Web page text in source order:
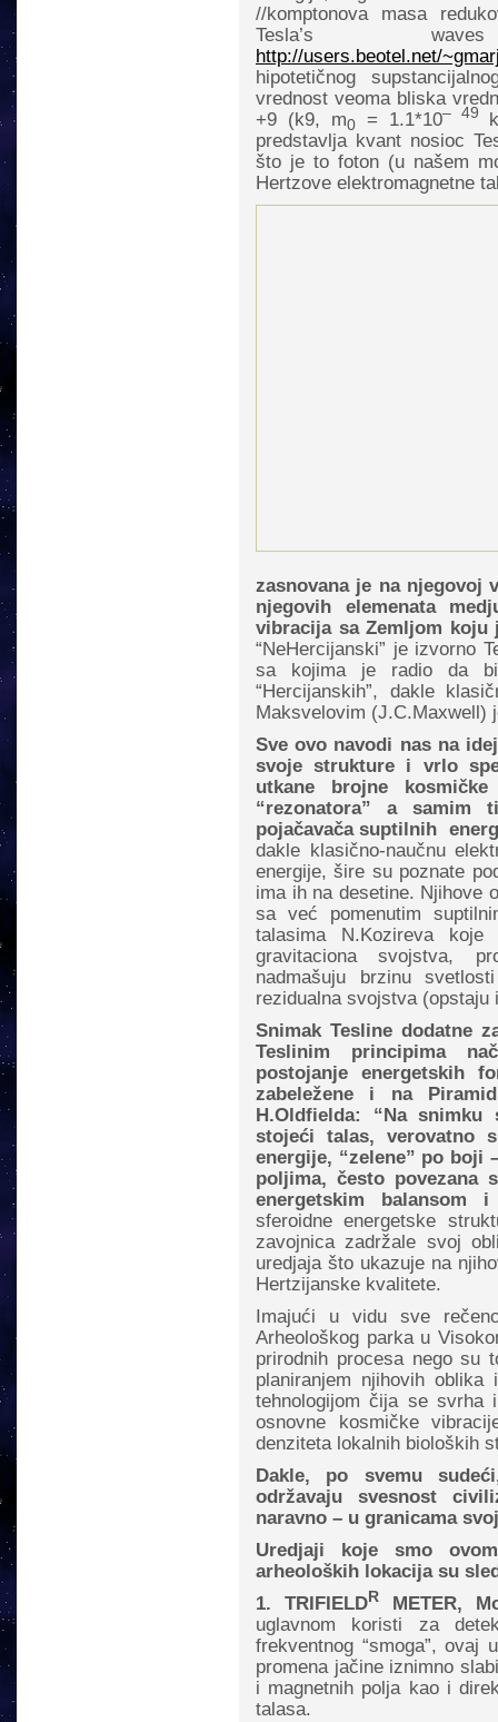
//komptonova masa
Tesla’s
http://users.beotel.net/
hipotetičnog
vrednost veoma bliska
+9 (k9, m0= 1.1*10– 49
predstavlja kvant nosioc
što je to foton (u našem
Hertzove elektromagnetne
zasnovana je na njegovoj
njegovih elemenata
vibracija sa Zemljom koju
“NeHercijanski” je izvorno
sa kojima je radio da bi
“Hercijanskih”, dakle
Maksvelovim (J.C.Maxwell)
Sve ovo navodi nas na
svoje strukture i vrlo
utkane brojne
“rezonatora” a samim
pojačavača suptilnih
dakle klasično-naučnu
energije, šire su poznate
ima ih na desetine. Njihove
sa već pomenutim
talasima N.Kozireva koje
gravitaciona svojstva,
nadmašuju brzinu
rezidualna svojstva (opstaju
Snimak Tesline dodatne
Teslinim principima
postojanje energetskih
zabeležene i na
H.Oldfielda: “Na snimku
stojeći talas, verovatno
energije, “zelene” po boji
poljima, često povezana
energetskim balansom i
sferoidne energetske
zavojnica zadržale svoj
uredjaja što ukazuje na
Hertzijanske kvalitete.
Imajući u vidu sve
Arheološkog parka u
prirodnih procesa nego su
planiranjem njihovih oblika
tehnologijom čija se svrha
osnovne kosmičke
denziteta lokalnih bioloških
Dakle, po svemu
održavaju svesnost
naravno – u granicama
Uredjaji koje smo
arheoloških lokacija su
1. TRIFIELDR
METER,
uglavnom koristi za
frekventnog “smoga”, ovaj
promena jačine iznimno
i magnetnih polja kao i
talasa.